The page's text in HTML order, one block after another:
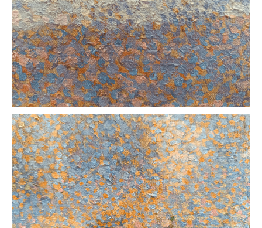
Vreau-schimbare.ro
PRIETENI DIN BREASLA
Filme-Carti.ro